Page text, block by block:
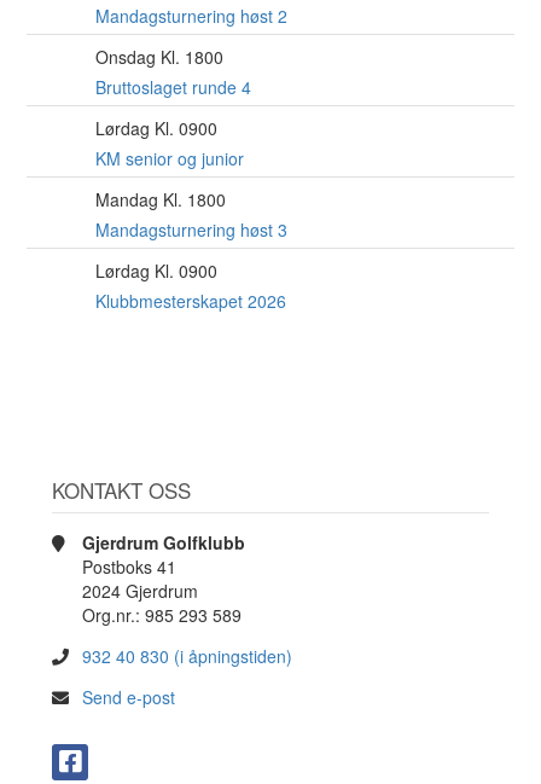
Mandagsturnering høst 2
Onsdag Kl. 1800
Bruttoslaget runde 4
Lørdag Kl. 0900
KM senior og junior
Mandag Kl. 1800
Mandagsturnering høst 3
Lørdag Kl. 0900
Klubbmesterskapet 2026
KONTAKT OSS
Gjerdrum Golfklubb
Postboks 41
2024 Gjerdrum
Org.nr.: 985 293 589
932 40 830 (i åpningstiden)
Send e-post